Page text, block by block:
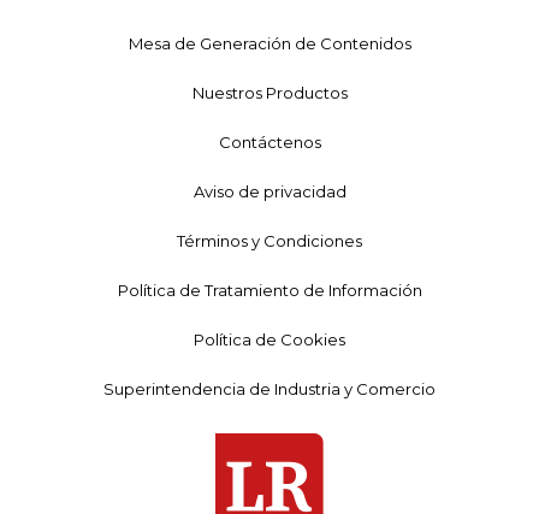
Mesa de Generación de Contenidos
Nuestros Productos
Contáctenos
Aviso de privacidad
Términos y Condiciones
Política de Tratamiento de Información
Política de Cookies
Superintendencia de Industria y Comercio